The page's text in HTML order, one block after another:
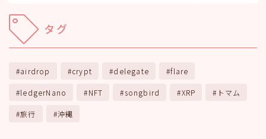
タグ
airdrop crypt delegate flare
ledgerNano NFT songbird XRP トマム
旅行 沖縄